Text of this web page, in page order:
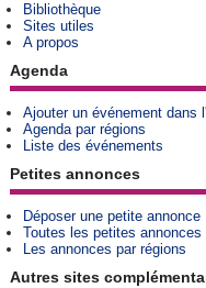
Bibliothèque
Sites utiles
A propos
Agenda
Ajouter un événement dans
Agenda par régions
Liste des événements
Petites annonces
Déposer une petite annonce
Toutes les petites annonces
Les annonces par régions
Autres sites